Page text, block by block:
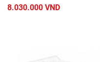
8.030.000 VND